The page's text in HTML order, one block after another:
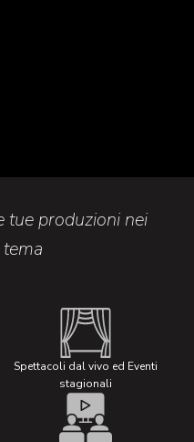
tue produzioni nei
Spettacoli dal vivo ed Eventi
stagionali